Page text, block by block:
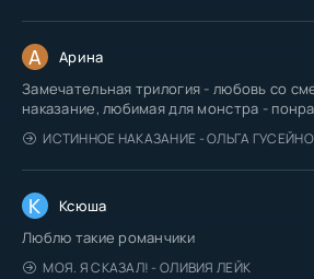
А Арина
Замечательная трилогия - любовь со
наказание, любимая для монстра -
ИСТИННОЕ НАКАЗАНИЕ - ОЛЬГА
К Ксюша
Люблю такие романчики
МОЯ. Я СКАЗАЛ! - ОЛИВИЯ ЛЕЙК